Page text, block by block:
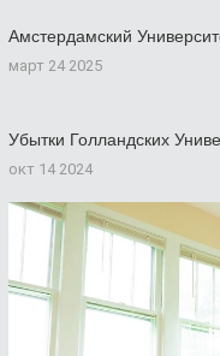
Амстердамский
март 24 2025
Убытки Голландских
окт 14 2024